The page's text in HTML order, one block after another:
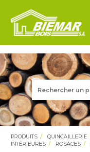
PRODUITS QUINCAILLERIE
INTÉRIEURES
ROSACES